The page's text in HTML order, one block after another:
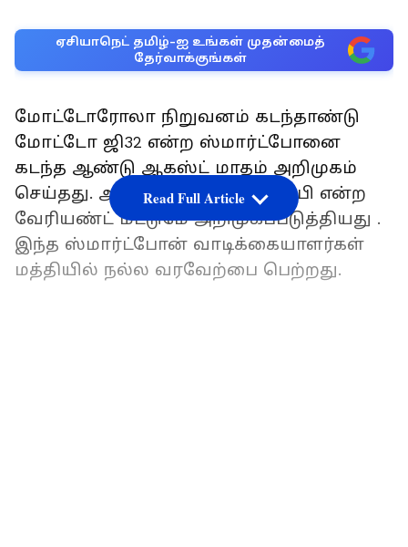
ஏசியாநெட் தமிழ்-ஐ உங்கள் முதன்மைத்
தேர்வாக்குங்கள்
மோட்டோரோலா நிறுவனம் கடந்தாண்டு
மோட்டோ ஜி32 என்ற ஸ்மார்ட்போனை
கடந்த ஆண்டு ஆகஸ்ட் மாதம் அறிமுகம்
செய்தது. அப்போது 4ஜிபி + 64ஜிபி என்ற
வேரியண்ட் மட்டுமே அறிமுகப்படுத்தியது .
இந்த ஸ்மார்ட்போன் வாடிக்கையாளர்கள்
மத்தியில் நல்ல வரவேற்பை பெற்றது.
Read Full Article